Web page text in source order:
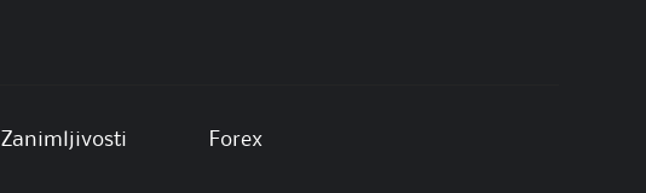
Zanimljivosti Forex